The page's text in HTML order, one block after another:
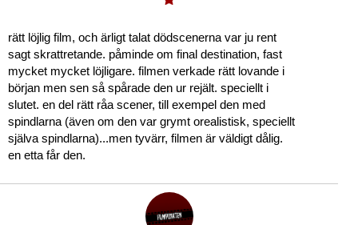
rätt löjlig film, och ärligt talat dödscenerna var ju rent
sagt skrattretande. påminde om final destination, fast
mycket mycket löjligare. filmen verkade rätt lovande i
början men sen så spårade den ur rejält. speciellt i
slutet. en del rätt råa scener, till exempel den med
spindlarna (även om den var grymt orealistisk, speciellt
själva spindlarna)...men tyvärr, filmen är väldigt dålig.
en etta får den.